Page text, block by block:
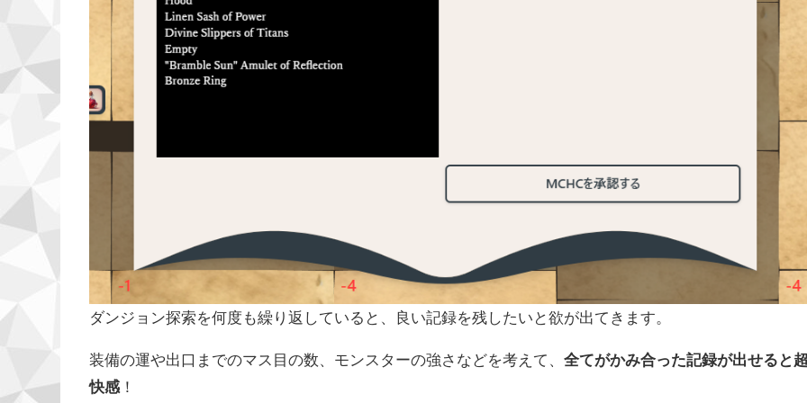
ダンジョン探索を何度も繰り返していると、良い記録を残したいと欲が出てきます。
装備の運や出口までのマス目の数、モンスターの強さなどを考えて、全てがかみ合った記録が出せると
快感 ！